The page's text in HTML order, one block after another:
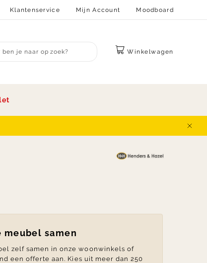
Klantenservice Mijn Account Moodboard
search
Winkelwagen
samen
zelf samen in onze woonwinkels of
een offerte aan. Kies uit meer dan 250